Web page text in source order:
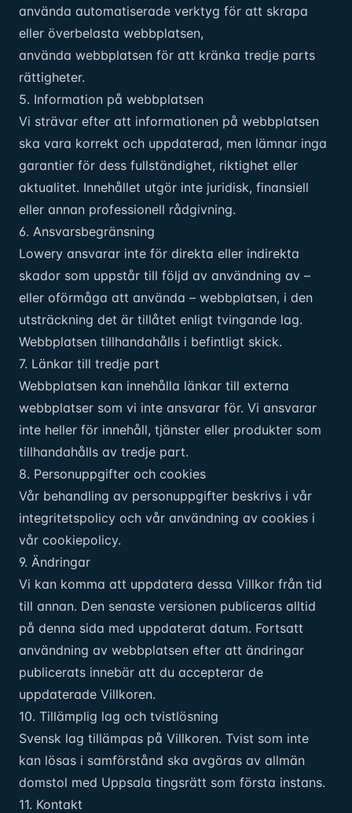
använda automatiserade verktyg för att skrapa
eller överbelasta webbplatsen,
använda webbplatsen för att kränka tredje parts
rättigheter.
5. Information på webbplatsen
Vi strävar efter att informationen på webbplatsen
ska vara korrekt och uppdaterad, men lämnar inga
garantier för dess fullständighet, riktighet eller
aktualitet. Innehållet utgör inte juridisk, finansiell
eller annan professionell rådgivning.
6. Ansvarsbegränsning
Lowery ansvarar inte för direkta eller indirekta
skador som uppstår till följd av användning av –
eller oförmåga att använda – webbplatsen, i den
utsträckning det är tillåtet enligt tvingande lag.
Webbplatsen tillhandahålls i befintligt skick.
7. Länkar till tredje part
Webbplatsen kan innehålla länkar till externa
webbplatser som vi inte ansvarar för. Vi ansvarar
inte heller för innehåll, tjänster eller produkter som
tillhandahålls av tredje part.
8. Personuppgifter och cookies
Vår behandling av personuppgifter beskrivs i vår
integritetspolicy och vår användning av cookies i
vår cookiepolicy.
9. Ändringar
Vi kan komma att uppdatera dessa Villkor från tid
till annan. Den senaste versionen publiceras alltid
på denna sida med uppdaterat datum. Fortsatt
användning av webbplatsen efter att ändringar
publicerats innebär att du accepterar de
uppdaterade Villkoren.
10. Tillämplig lag och tvistlösning
Svensk lag tillämpas på Villkoren. Tvist som inte
kan lösas i samförstånd ska avgöras av allmän
domstol med Uppsala tingsrätt som första instans.
11. Kontakt